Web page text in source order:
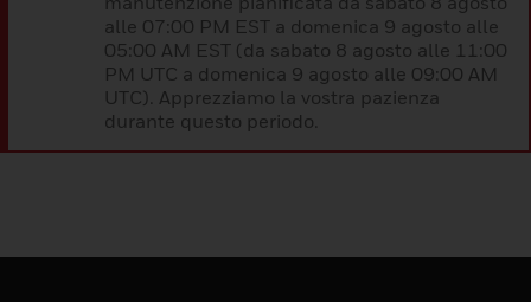
alle 07:00 PM EST a domenica 9 agosto alle
05:00 AM EST (da sabato 8 agosto alle 11:00
PM UTC a domenica 9 agosto alle 09:00 AM
UTC). Apprezziamo la vostra pazienza
durante questo periodo.